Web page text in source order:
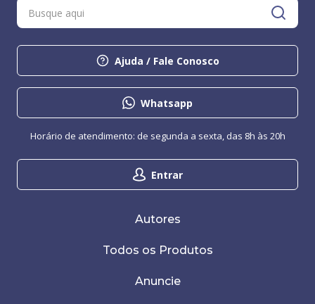
Ajuda / Fale Conosco
Whatsapp
Entrar
Horário de atendimento: de segunda a sexta, das 8h às 20h
Autores
Todos os Produtos
Anuncie